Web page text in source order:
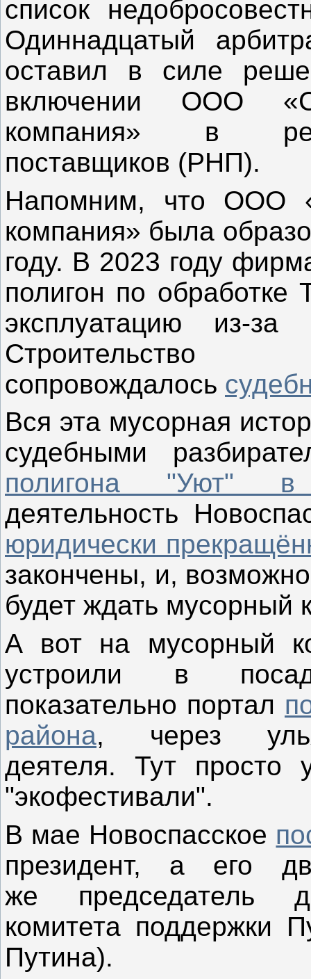
список
Одиннадцатый
оставил в силе
включении ООО
компания» в
поставщиков (РНП).
Напомним, что ООО
компания» была
году. В 2023 году
полигон по
эксплуатацию из-за
сопровождалось
Вся эта мусорная
судебными
полигона "Уют" в
деятельность
юридически
закончены, и,
будет ждать мусорный
А вот на мусорный
устроили в
показательно портал
района, через
деятеля. Тут
"экофестивали".
В мае Новоспасское
президент, а его
же
председатель
комитета поддержки
Путина).